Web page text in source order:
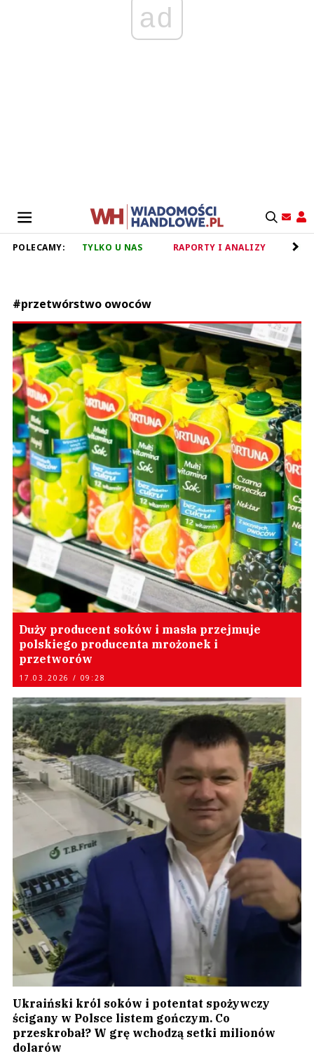
ad
POLECAMY: TYLKO U NAS RAPORTY I ANALIZY
#przetwórstwo owoców
Duży producent soków i masła przejmuje
polskiego producenta mrożonek i
przetworów
17.03.2026 / 09:28
Ukraiński król soków i potentat spożywczy
ścigany w Polsce listem gończym. Co
przeskrobał? W grę wchodzą setki milionów
dolarów